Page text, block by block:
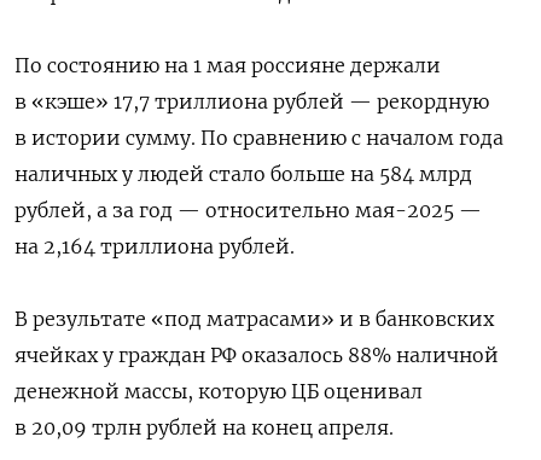
По состоянию на 1 мая россияне держали
в «кэше» 17,7 триллиона рублей — рекордную
в истории сумму. По сравнению с началом года
наличных у людей стало больше на 584 млрд
рублей, а за год — относительно мая-2025 —
на 2,164 триллиона рублей.
В результате «под матрасами» и в банковских
ячейках у граждан РФ оказалось 88% наличной
денежной массы, которую ЦБ оценивал
в 20,09 трлн рублей на конец апреля.